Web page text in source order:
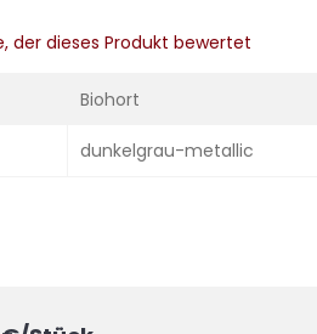
der dieses Produkt bewertet
Biohort
dunkelgrau-metallic